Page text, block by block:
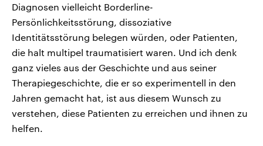
Diagnosen vielleicht Borderline-
Persönlichkeitsstörung, dissoziative
Identitätsstörung belegen würden, oder Patienten,
die halt multipel traumatisiert waren. Und ich denk
ganz vieles aus der Geschichte und aus seiner
Therapiegeschichte, die er so experimentell in den
Jahren gemacht hat, ist aus diesem Wunsch zu
verstehen, diese Patienten zu erreichen und ihnen zu
helfen.